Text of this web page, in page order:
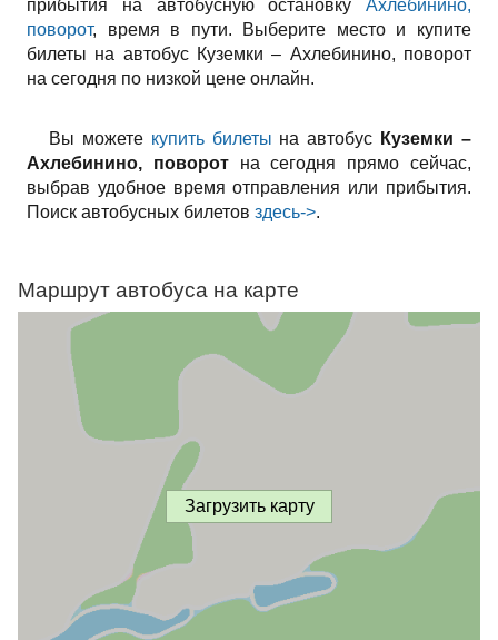
прибытия на автобусную остановку Ахлебинино,
поворот, время в пути. Выберите место и купите
билеты на автобус Куземки – Ахлебинино, поворот
на сегодня по низкой цене онлайн.
Вы можете купить билеты на автобус Куземки –
Ахлебинино, поворотна сегодня прямо сейчас,
выбрав удобное время отправления или прибытия.
Поиск автобусных билетов здесь->.
Маршрут автобуса на карте
Загрузить карту